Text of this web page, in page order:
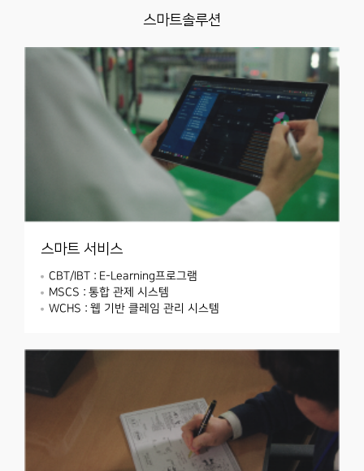
스마트솔루션
스마트 서비스
CBT/IBT : E-Learning프로그램
MSCS : 통합 관제 시스템
WCHS : 웹 기반 클레임 관리 시스템